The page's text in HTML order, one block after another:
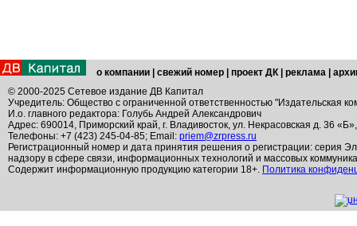
о компании свежий номер проект ДК реклама
© 2000-2025 Сетевое издание ДВ Капитал
Учредитель: Общество с ограниченной ответственностью "Издательская
И.о. главного редактора: Голубь Андрей Александрович
Адрес: 690014, Приморский край, г. Владивосток, ул. Некрасовская д. 36
Телефоны: +7 (423) 245-04-85; Email: priem@zrpress.ru
Регистрационный номер и дата принятия решения о регистрации: серия
надзору в сфере связи, информационных технологий и массовых
Содержит информационную продукцию категории 18+. Политика